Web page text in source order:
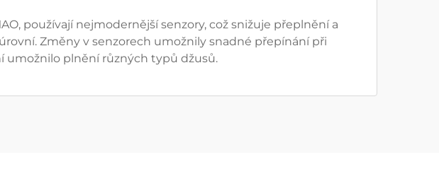
používají nejmodernější senzory, což snižuje přeplnění a
Změny v senzorech umožnily snadné přepínání při
umožnilo plnění různých typů džusů.